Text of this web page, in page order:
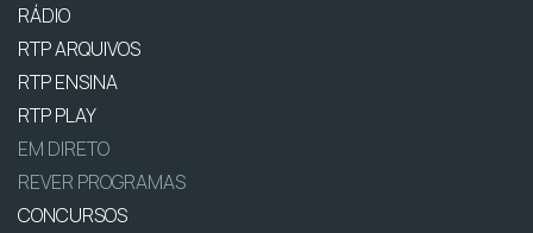
RÁDIO
RTP ARQUIVOS
RTP ENSINA
RTP PLAY
EM DIRETO
REVER PROGRAMAS
CONCURSOS